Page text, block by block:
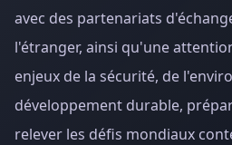
avec des partenariats
l'étranger, ainsi qu'une
enjeux de la sécurité, de
développement durable,
relever les défis mondiaux